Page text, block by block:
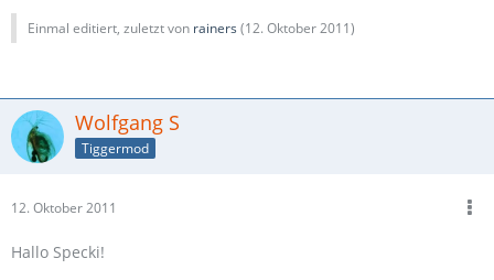
Einmal editiert, zuletzt von rainers (12. Oktober 2011)
Wolfgang S
Tiggermod
12. Oktober 2011
Hallo Specki!